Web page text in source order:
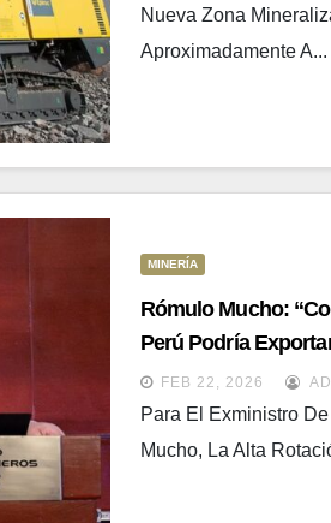
Nueva Zona
Aproximadamente A...
MINERÍA
Rómulo Mucho:
Perú Podría
Millones Anuales”
FEB 22, 2026
Para El Exministro
Mucho, La Alta